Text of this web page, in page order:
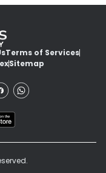
Terms of Services
Sitemap